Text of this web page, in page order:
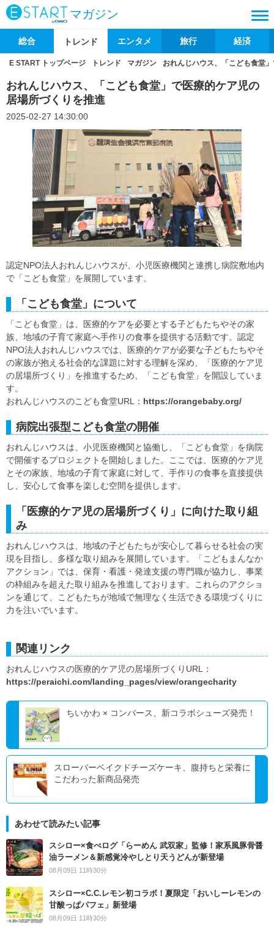
マガジン
総合 トレンド エンタメ 旅行 経済
E START トップページ トレンド マガジン おれんじハウス、「こども食堂
おれんじハウス、「こども食堂」で医療的ケア児の
居場所づくりを推進
2025-02-27 14:30:00
認定NPO法人おれんじハウスが、小児医療機関と連携し病院敷地内
で「こども食堂」を展開しています。
「こども食堂」について
「こども食堂」は、医療的ケアを必要とする子どもたちやその家
族、地域の子育て家庭へ手作りの食事を提供する活動です。認定
NPO法人おれんじハウスでは、医療的ケアが必要な子どもたちやそ
の家族が抱える社会的な課題に対する理解を深め、「医療的ケア児
の居場所づくり」を推進するため、「こども食堂」を開設していま
す。
おれんじハウスのこども食堂URL： https://orangebaby.org/
病院出張型こども食堂の開催
おれんじハウスは、小児医療機関と協働し、「こども食堂」を病院
で開催するプロジェクトを開始しました。ここでは、医療的ケア児
とその家族、地域の子育て家庭に対して、手作りの食事を直接提供
し、安心して食事を楽しむ空間を提供します。
「医療的ケア児の居場所づくり」に向けた取り組
み
おれんじハウスは、地域の子どもたちが安心して暮らせる社会の実
現を目指し、多様な取り組みを展開しています。「こどもまんなか
アクション」では、保育・看護・発達支援の専門職が協力し、事業
の枠組みを超えた取り組みを推進しております。これらのアクショ
ンを通じて、こどもたちが地域で無理なく生活できる環境づくりに
力を注いでいます。
関連リンク
おれんじハウスの医療的ケア児の居場所づくりURL：
https://peraichi.com/landing_pages/view/orangecharity
ちいかわ × コンバース、新コラボシューズ発売！
スローバーベイクドチーズケーキ、腹持ちと栄養に
こだわった新商品発売
あわせて読みたい記事
スシロー×食べログ「らーめん 武双家」監修！家系風豚骨醤
油ラーメン＆新感覚冷やしとり天うどんが新登場
08月09日 11時30分
スシロー×C.C.レモン初コラボ！夏限定「おいしーレモンの
甘酸っぱパフェ」新登場
08月09日 11時30分